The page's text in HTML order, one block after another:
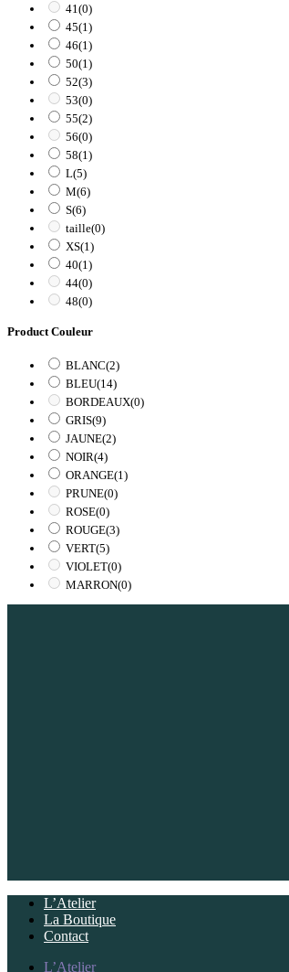
41 (0)
45(1)
46(1)
50(1)
52(3)
53(0)
55(2)
56(0)
58(1)
L(5)
M(6)
S(6)
taille(0)
XS(1)
40(1)
44(0)
48(0)
Product Couleur
BLANC(2)
BLEU(14)
BORDEAUX(0)
GRIS(9)
JAUNE(2)
NOIR(4)
ORANGE(1)
PRUNE(0)
ROSE(0)
ROUGE(3)
VERT(5)
VIOLET(0)
MARRON(0)
L’Atelier
La Boutique
Contact
L’Atelier